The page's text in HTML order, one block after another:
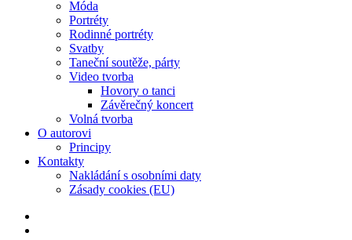
Móda
Portréty
Rodinné portréty
Svatby
Taneční soutěže, párty
Video tvorba
Hovory o tanci
Závěrečný koncert
Volná tvorba
O autorovi
Principy
Kontakty
Nakládání s osobními daty
Zásady cookies (EU)